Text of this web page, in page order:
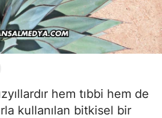
hem tıbbi hem de
kullanılan bitkisel bir